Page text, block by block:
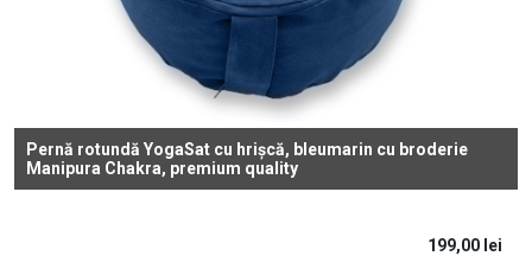
Pernă rotundă YogaSat cu hrișcă, bleumarin cu broderie
Manipura Chakra, premium quality
199,00 lei